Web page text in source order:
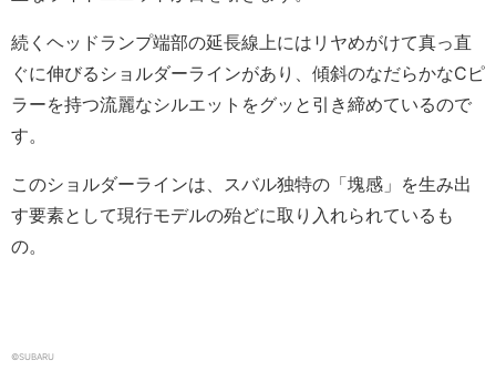
続くヘッドランプ端部の延長線上にはリヤめがけて真っ直
ぐに伸びるショルダーラインがあり、傾斜のなだらかなCピ
ラーを持つ流麗なシルエットをグッと引き締めているので
す。
このショルダーラインは、スバル独特の「塊感」を生み出
す要素として現行モデルの殆どに取り入れられているも
の。
©SUBARU